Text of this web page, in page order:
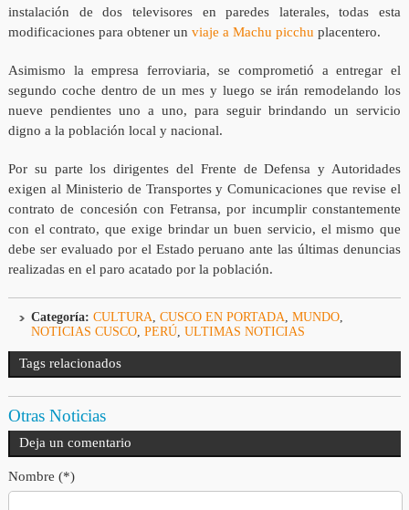
instalación de dos televisores en paredes laterales, todas esta
modificaciones para obtener un viaje a Machu picchu placentero.
Asimismo la empresa ferroviaria, se comprometió a entregar el
segundo coche dentro de un mes y luego se irán remodelando los
nueve pendientes uno a uno, para seguir brindando un servicio
digno a la población local y nacional.
Por su parte los dirigentes del Frente de Defensa y Autoridades
exigen al Ministerio de Transportes y Comunicaciones que revise el
contrato de concesión con Fetransa, por incumplir constantemente
con el contrato, que exige brindar un buen servicio, el mismo que
debe ser evaluado por el Estado peruano ante las últimas denuncias
realizadas en el paro acatado por la población.
Categoría: CULTURA, CUSCO EN PORTADA, MUNDO,
NOTICIAS CUSCO, PERÚ, ULTIMAS NOTICIAS
Tags relacionados
Otras Noticias
Deja un comentario
Nombre (*)